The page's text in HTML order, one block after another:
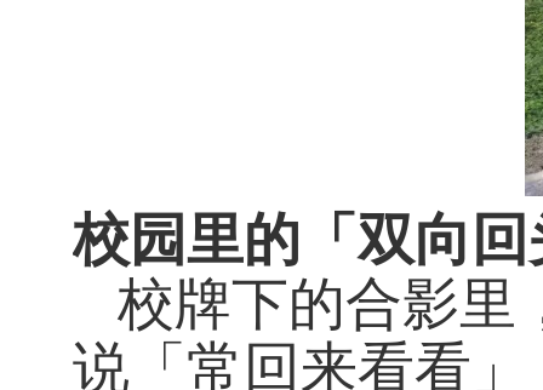
校园里的「双向回
校牌下的合影里
说「常回来看看